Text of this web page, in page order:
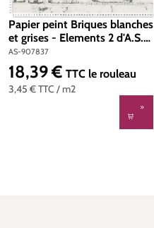
Papier peint Briques blanches
et grises - Elements 2 d'A.S.
Création | Réf. AS-907837
AS-907837
3,45 €TTC / m2
Prix régulier :
18,39 € TTC le rouleau